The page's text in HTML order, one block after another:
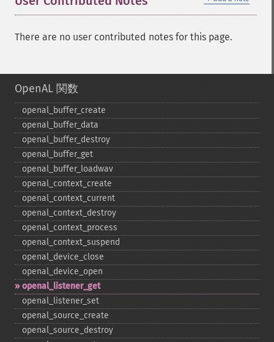
There are no user contributed notes for this page.
OpenAL 関数
openal_​buffer_​create
openal_​buffer_​data
openal_​buffer_​destroy
openal_​buffer_​get
openal_​buffer_​loadwav
openal_​context_​create
openal_​context_​current
openal_​context_​destroy
openal_​context_​process
openal_​context_​suspend
openal_​device_​close
openal_​device_​open
openal_​listener_​get
openal_​listener_​set
openal_​source_​create
openal_​source_​destroy